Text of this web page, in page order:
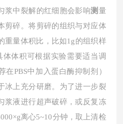
浆中裂解的红细胞会影响测 量
剪碎。将剪碎的组织与对应体
重量体积比，比如1g的组织样
体体积可根据实验需要适当调
在PBS中加入蛋白酶抑制剂）
冰上充分研磨。为了进一步裂
浆液进行超声破碎，或反复冻
离心5~10分钟，取上清检